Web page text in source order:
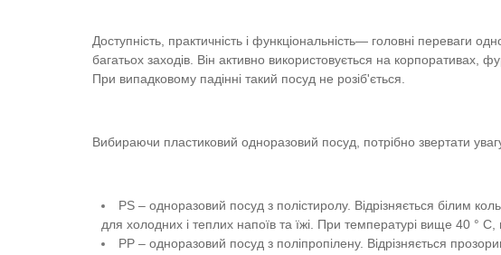
Доступність, практичність і функціональність— головні переваги
багатьох заходів. Він активно використовується на корпоративах,
При випадковому падінні такий посуд не розіб'ється.
Вибираючи пластиковий одноразовий посуд, потрібно звертати
PS – одноразовий посуд з полістиролу. Відрізняється білим
для холодних і теплих напоїв та їжі. При температурі вище 40 °
РР – одноразовий посуд з поліпропілену. Відрізняється